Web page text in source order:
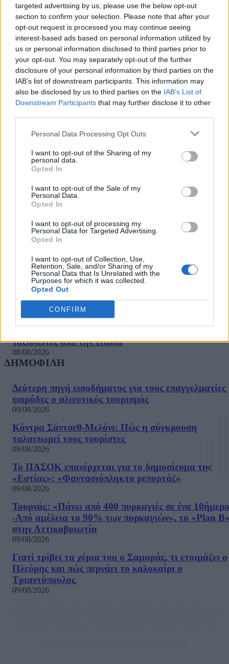
targeted advertising by us, please use the below opt-out
section to confirm your selection. Please note that after your
opt-out request is processed you may continue seeing
interest-based ads based on personal information utilized by
us or personal information disclosed to third parties prior to
your opt-out. You may separately opt-out of the further
disclosure of your personal information by third parties on the
IAB’s list of downstream participants. This information may
also be disclosed by us to third parties on the IAB’s List of
Downstream Participants that may further disclose it to other
Personal Data Processing Opt Outs
I want to opt-out of the Sharing of my
personal data.
Opted In
I want to opt-out of the Sale of my
Personal Data.
Opted In
I want to opt-out of processing my
Personal Data for Targeted Advertising.
Opted In
I want to opt-out of Collection, Use,
Retention, Sale, and/or Sharing of my
Personal Data that Is Unrelated with the
Purposes for which it was collected.
Opted Out
CONFIRM
ΡΟΗ ΕΙΔΗΣΕΩΝ
Κόντρα Σάντσεθ-Μελόνι: Πώς η σύγκρουση
ταλαιπωρεί τους τουρίστες
09/08/2026
Τουρνάς: «Πάνω από 400 πυρκαγιές σε ένα 10ήμερο
-Από αμέλεια το 90% των πυρκαγιών», το «Plan
στην Αττικοβοιωτία
09/08/2026
ψαράδες ο αλιευτικός τουρισμός
Υπ. Μεταφορών: Οριστική λύση στις
έκδοσης των πινακίδων κυκλοφορίας – Το ψηφιακό
σύστημα
09/08/2026
Πλεύρης και πώς περνάει το καλοκαίρι ο
Τριαντόπουλος
09/08/2026
Ποιοι γιορτάζουν σήμερα 9 Αυγούστου
09/08/2026
Το ΠΑΣΟΚ επανέρχεται για το δημοσίευμα της
«Εστίας»: «Φαντασιόπληκτο ρεπορτάζ»
ταξιδιώτες από την Ιταλία
08/08/2026
ΔΗΜΟΦΙΛΗ
Δεύτερη πηγή εισοδήματος για τους επαγγελματίες
ψαράδες ο αλιευτικός τουρισμός
09/08/2026
Κόντρα Σάντσεθ-Μελόνι: Πώς η σύγκρουση
ταλαιπωρεί τους τουρίστες
09/08/2026
Το ΠΑΣΟΚ επανέρχεται για το δημοσίευμα της
«Εστίας»: «Φαντασιόπληκτο ρεπορτάζ»
09/08/2026
Τουρνάς: «Πάνω από 400 πυρκαγιές σε ένα 10ήμερο
-Από αμέλεια το 90% των πυρκαγιών», το «Plan
στην Αττικοβοιωτία
09/08/2026
Γιατί τρίβει τα χέρια του ο Σαμαράς, τι ετοιμάζει ο
Πλεύρης και πώς περνάει το καλοκαίρι ο
Τριαντόπουλος
09/08/2026